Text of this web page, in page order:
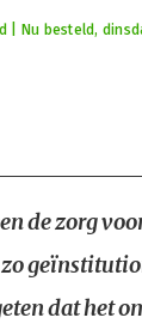
| Nu besteld,
de zorg
dat het